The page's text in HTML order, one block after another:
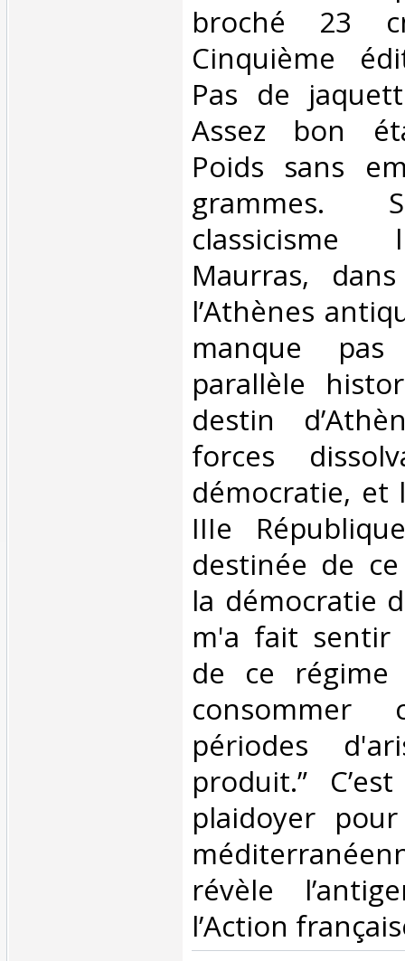
broché 23
Cinquième
Pas de
Assez bon
Poids sans
grammes.
Maurras,
l’Athènes
manque
parallèle
destin
forces
démocratie, et
IIIe
destinée de
la démocratie
m'a fait sentir
de ce
périodes
produit.”
plaidoyer
révèle
l’Action